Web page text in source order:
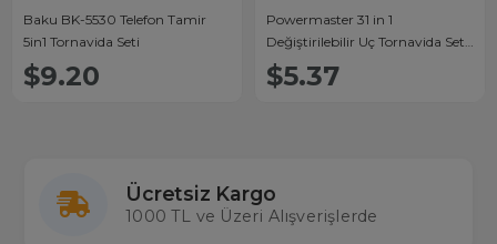
Baku BK-5530 Telefon Tamir
5in1 Tornavida Seti
$9.20
Powermaster 31 in 1
Değiştirilebilir Uç Tornavida Set
Huajun
$5.37
Ücretsiz Kargo
1000 TL ve Üzeri Alışverişlerde